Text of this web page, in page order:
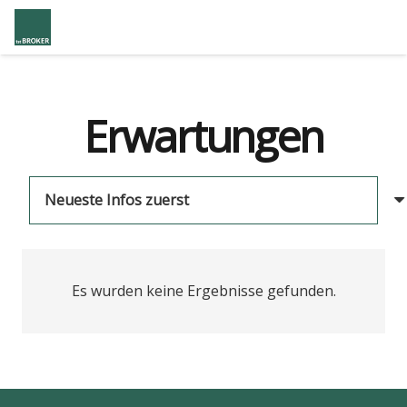
Erwartungen
Es wurden keine Ergebnisse gefunden.